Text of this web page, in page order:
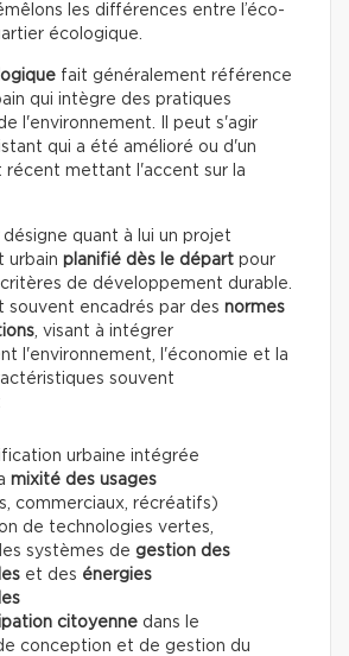
les différences entre l’éco-
écologique.
fait généralement référence
qui intègre des pratiques
l'environnement. Il peut s'agir
qui a été amélioré ou d'un
récent mettant l'accent sur la
désigne quant à lui un projet
urbain planifié dès le départ pour
de développement durable.
souvent encadrés par des normes
, visant à intégrer
l'environnement, l'économie et la
souvent
urbaine intégrée
mixité des usages
commerciaux, récréatifs)
de technologies vertes,
systèmes de gestion des
et des énergies
citoyenne dans le
conception et de gestion du